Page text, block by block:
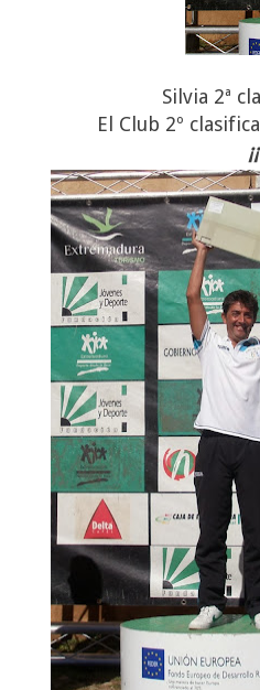
Silvia 2ª
El Club 2º